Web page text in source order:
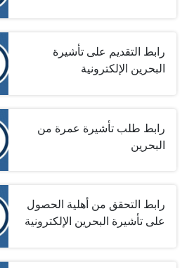
رابط التقديم على تأشيرة
البحرين الإلكترونية
رابط طلب تأشيرة عمرة من
البحرين
رابط التحقق من أهلية الحصول
على تأشيرة البحرين الإلكترونية